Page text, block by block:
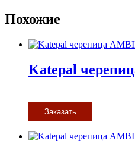
Похожие
Katepal
Заказать